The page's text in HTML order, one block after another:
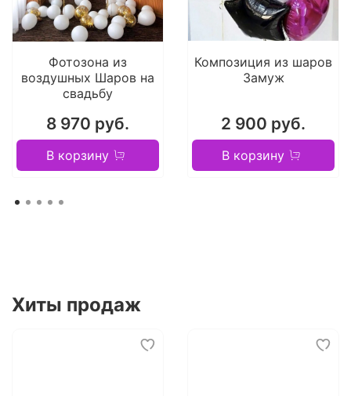
Фотозона из
воздушных Шаров на
свадьбу
8 970 руб.
В корзину
Композиция из шаров
Замуж
2 900 руб.
В корзину
Хиты продаж